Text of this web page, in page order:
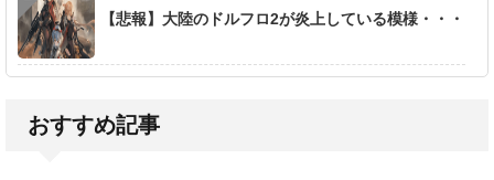
【悲報】大陸のドルフロ2が炎上している模様・・・
おすすめ記事